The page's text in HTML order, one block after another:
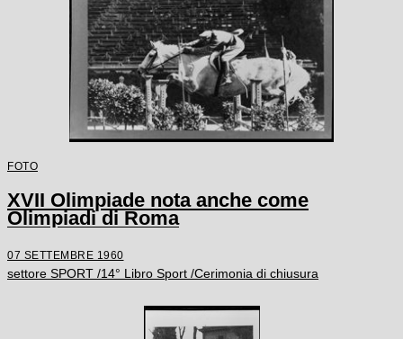
FOTO
XVII Olimpiade nota anche come
Olimpiadi di Roma
07 SETTEMBRE 1960
settore SPORT /14° Libro Sport /Cerimonia di chiusura